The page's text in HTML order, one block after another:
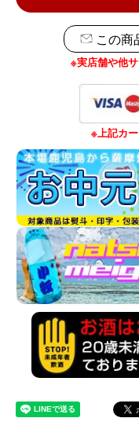
この商
※実店舗や他
※上記カ